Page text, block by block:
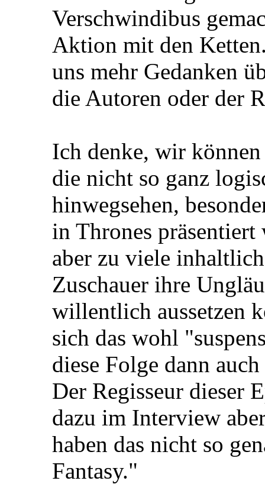
Verschwindibus
Aktion mit den
uns mehr Gedanken
die Autoren oder der
Ich denke, wir
die nicht so ganz
hinwegsehen,
in Thrones
aber zu viele
Zuschauer ihre
willentlich aussetzen
sich das wohl
diese Folge dann
Der Regisseur dieser
dazu im Interview
haben das nicht so
Fantasy."